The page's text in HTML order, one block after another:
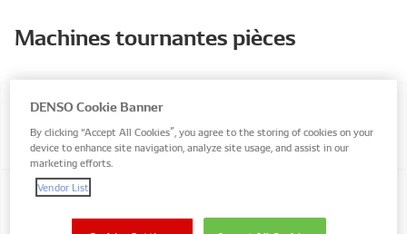
Machines tournantes pièces
Alternateurs
DENSO Cookie Banner
By clicking “Accept All Cookies”, you agree to the storing of cookies on your
device to enhance site navigation, analyze site usage, and assist in our
marketing efforts.
Vendor List